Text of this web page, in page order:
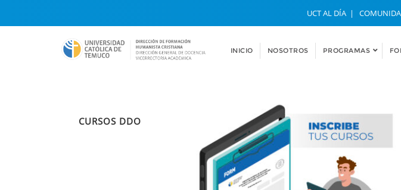
UCT AL DÍA
INICIO NOSOTROS PROGRAMAS
CURSOS DDO